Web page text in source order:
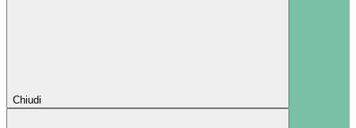
Chiudi